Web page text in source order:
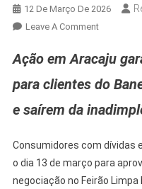
12 De Março De 2026
Leave A CommentOn
Limpa
Oferece
Acordo
Para
Ação em Aracaju
para clientes do
e saírem da
Consumidores com dívidas
o dia 13 de março para
negociação no Feirão